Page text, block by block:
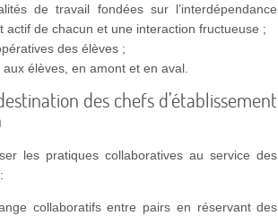
de travail fondées sur l’interdépendance
actif de chacun et une interaction fructueuse ;
des élèves ;
élèves, en amont et en aval.
des chefs d’établissement
les pratiques collaboratives au service des
collaboratifs entre pairs en réservant des